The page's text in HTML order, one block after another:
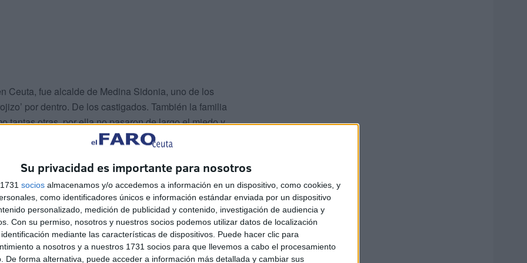
Su privacidad es importante para nosotros
socios almacenamos y/o accedemos a información en un dispositivo, como cookies, y
como identificadores únicos e información estándar enviada por un dispositivo
personalizado, medición de publicidad y contenido, investigación de audiencia y
Con su permiso, nosotros y nuestros socios podemos utilizar datos de localización
mediante las características de dispositivos. Puede hacer clic para
a nosotros y a nuestros 1731 socios para que llevemos a cabo el procesamiento
De forma alternativa, puede acceder a información más detallada y cambiar sus
Ceuta, fue alcalde de Medina Sidonia, uno de los
por dentro. De los castigados. También la familia
tantas otras, por ella no pasaron de largo el miedo y
fue esto lo que marcase la identidad de Lillo,
arte como un compromiso, actitud a la que jamás
y Lillo visitaba con frecuencia a mi vecino,
Desde mi ventana que daba a un patio, los veía
que le mostraba Téllez, docenas de óleos con
y marinas con viejos galeones que se debatían